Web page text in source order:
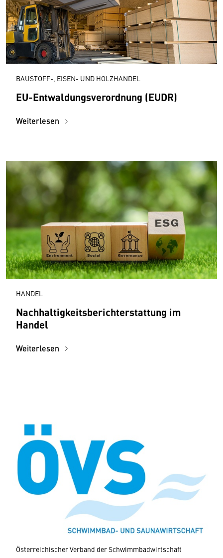
BAUSTOFF-, EISEN- UND HOLZHANDEL
EU-Entwaldungs­ver­ordnung (EUDR)
Weiterlesen
HANDEL
Nachhaltigkeitsberichterstattung im
Handel
Weiterlesen
Österreichischer Verband der Schwimmbadwirtschaft